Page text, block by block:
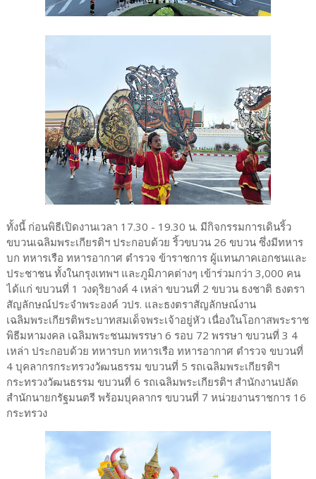
ทั้งนี้ ก่อนพิธีเปิดงานเวลา 17.30 - 19.30 น. มีกิจกรรมการเดินริ้ว
ขบวนเฉลิมพระเกียรติฯ ประกอบด้วย ริ้วขบวน 26 ขบวน ซึ่งมีทหาร
บก ทหารเรือ ทหารอากาศ ตำรวจ ข้าราชการ ผู้แทนภาคเอกชนและ
ประชาชน ทั้งในกรุงเทพฯ และภูมิภาคต่างๆ เข้าร่วมกว่า 3,000 คน
ได้แก่ ขบวนที่ 1 วงดุริยางค์ 4 เหล่า ขบวนที่ 2 ขบวน ธงชาติ ธงตรา
สัญลักษณ์ประจำพระองค์ วปร. และธงตราสัญลักษณ์งาน
เฉลิมพระเกียรติพระบาทสมเด็จพระเจ้าอยู่หัว เนื่องในโอกาสพระราช
พิธีมหามงคล เฉลิมพระชนมพรรษา 6 รอบ 72 พรรษา ขบวนที่ 3 4
เหล่า ประกอบด้วย ทหารบก ทหารเรือ ทหารอากาศ ตำรวจ ขบวนที่
4 บุคลากรกระทรวงวัฒนธรรม ขบวนที่ 5 รถเฉลิมพระเกียรติฯ
กระทรวงวัฒนธรรม ขบวนที่ 6 รถเฉลิมพระเกียรติฯ สำนักงานปลัด
สำนักนายกรัฐมนตรี พร้อมบุคลากร ขบวนที่ 7 หน่วยงานราชการ 16
กระทรวง